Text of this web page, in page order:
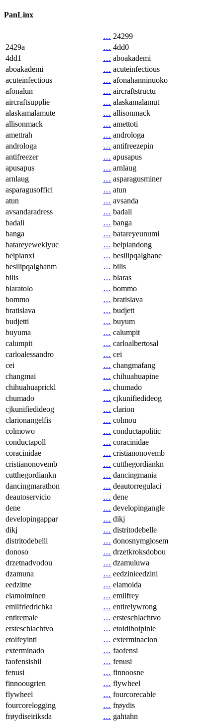
PanLinx
… 24299
2429a
… 4dd0
4dd1
… aboakademi
aboakademi
… acuteinfectious
acuteinfectious
… afonahanninuoko
afonalun
… aircraftstructu
aircraftsupplie
… alaskamalamut
alaskamalamute
… allisonmack
allisonmack
… amettoti
amettrah
… androloga
androloga
… antifreezepin
antifreezer
… apusapus
apusapus
… arnlaug
arnlaug
… asparagusminer
asparagusoffici
… atun
atun
… avsanda
avsandaradress
… badali
badali
… banga
banga
… batareyeunumi
batareyeweklyuc
… beipiandong
beipianxi
… besilipqalghane
besilipqalghanm
… bilis
bilis
… blaras
blaratolo
… bommo
bommo
… bratislava
bratislava
… budjett
budjetti
… buyum
buyuma
… calumpit
calumpit
… carloalbertosal
carloalessandro
… cei
cei
… changmafang
changmai
… chihuahuapine
chihuahuaprickl
… chumado
chumado
… cjkunifiedideog
cjkunifiedideog
… clarion
clarionangelfis
… colmou
colmowo
… conductapolitic
conductapoll
… coracinidae
coracinidae
… cristianonovemb
cristianonovemb
… cutthegordiankn
cutthegordiankn
… dancingmania
dancingmarathon
… deautorregulaci
deautoservicio
… dene
dene
… developingangle
developingappar
… dikj
dikj
… distritodebelle
distritodebelli
… donosnymgłosem
donoso
… drzetkroksdobou
drzetnadvodou
… dzamuluwa
dzamuna
… eedzinieedzini
eedzitne
… elamoida
elamoiminen
… emilfrey
emilfriedrichka
… entirelywrong
entiremale
… ersteschlachtvo
ersteschlachtvo
… etoidiboipinle
etoifeyinti
… exterminacion
exterminado
… faofensi
faofensishil
… fenusi
fenusi
… finnoosne
finnoougrien
… flywheel
flywheel
… fourcorecable
fourcorelogging
… frøydis
frøydiseiriksda
… gahtahn